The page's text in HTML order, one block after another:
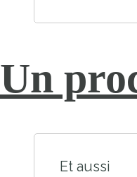
Un
Et aussi